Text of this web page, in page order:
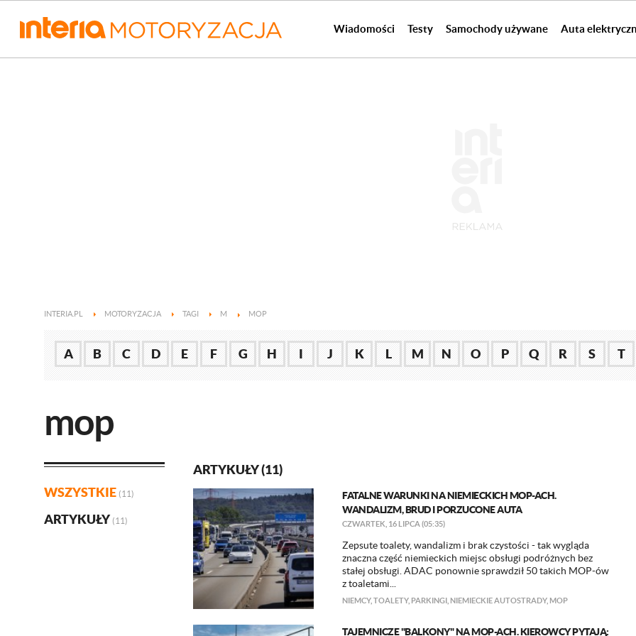
Wiadomości Testy Samochody używane Auta
INTERIA.PL MOTORYZACJA TAGI M MOP
A B C D E F G H I J K L M N O P Q R S T
mop
WSZYSTKIE (11)
ARTYKUŁY (11)
ARTYKUŁY (11)
FATALNE WARUNKI NA NIEMIECKICH MOP-ACH.
WANDALIZM, BRUD I PORZUCONE AUTA
CZWARTEK, 16 LIPCA (05:35)
Zepsute toalety, wandalizm i brak czystości - tak wygląda
znaczna część niemieckich miejsc obsługi podróżnych bez
stałej obsługi. ADAC ponownie sprawdził 50 takich MOP-ów
z toaletami...
NIEMCY, TOALETY, PARKINGI NIEMIECKIE AUTOSTRADY, MOP
TAJEMNICZE "BALKONY" NA MOP-ACH. KIEROWCY PYTAJĄ: